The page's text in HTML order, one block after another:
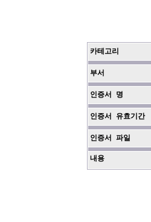
카테고리
부서
인증서 명
인증서 유효기간
인증서 파일
내용